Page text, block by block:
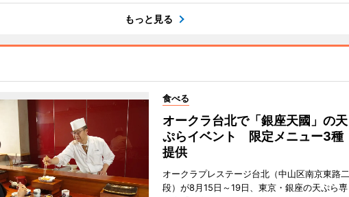
もっと見る
食べる
オークラ台北で「銀座天國」の天
ぷらイベント 限定メニュー3種
提供
オークラプレステージ台北（中山区南京東路二
段）が8月15日～19日、東京・銀座の天ぷら専